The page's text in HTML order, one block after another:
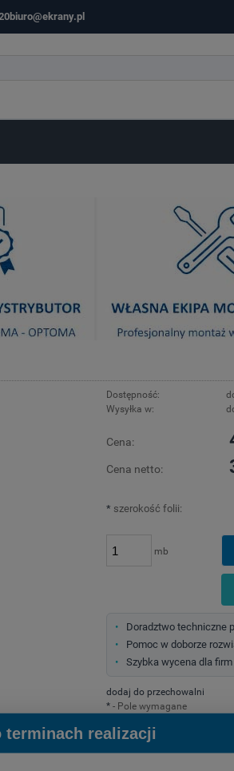
biuro@ekrany.pl
Dostępność:
Wysyłka w:
Cena:
Cena netto:
* szerokość folii:
mb
Doradztwo techniczne
Pomoc w doborze
Szybka wycena dla
dodaj do przechowalni
*- Pole wymagane
terminach realizacji